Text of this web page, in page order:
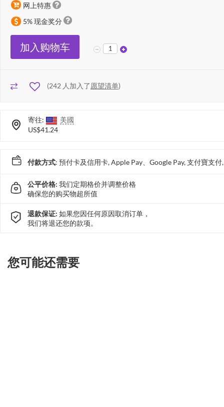
网上特惠
5% 现金奖分
加入购物车
(242 人加入了愿望清单)
寄往:
美國
US$41.24
付款方式: 預付卡及信用卡, Apple Pay、Google Pay, 支付寶支
公平价格: 我们定期格价并调整价格
确保您的购买物超所值
退款保证: 如果您因任何原因取消订单，
我们将退还您的款项。
您可能还需要